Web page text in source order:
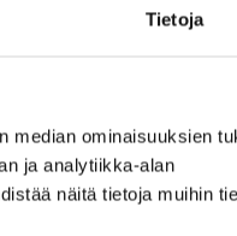
Tietoja
median ominaisuuksien
ja analytiikka-alan
näitä tietoja muihin